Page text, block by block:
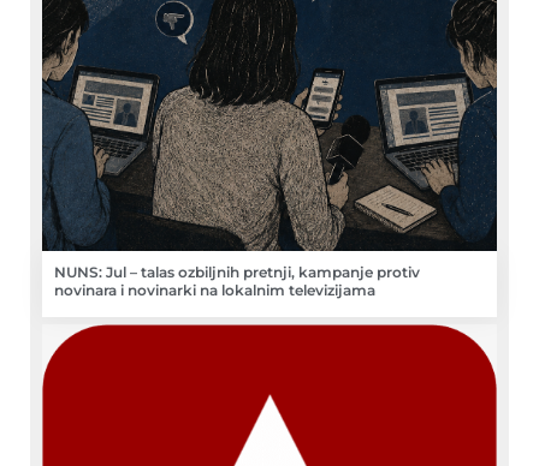
NUNS: Jul – talas ozbiljnih pretnji, kampanje protiv
novinara i novinarki na lokalnim televizijama